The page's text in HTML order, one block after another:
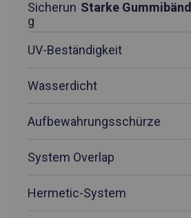
Sicherun
g
Starke
UV-Beständigkeit
Wasserdicht
Aufbewahrungsschürze
System Overlap
Hermetic-System